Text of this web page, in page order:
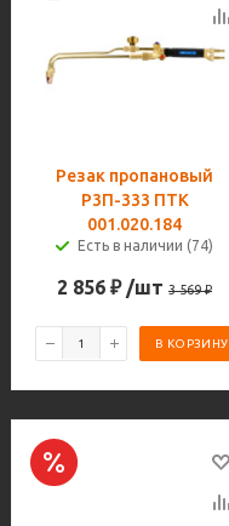
Резак пропановый
Р3П-333 ПТК
001.020.184
Есть в наличии (74)
2 856 ₽ /шт 3 569₽
В КОРЗИНУ